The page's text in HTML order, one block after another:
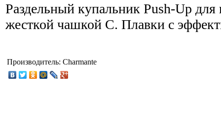
Раздельный купальник Push-Up
жесткой чашкой С. Плавки с
Производитель: Charmante